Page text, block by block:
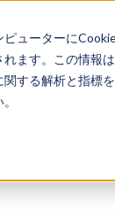
ューターに
ます。この情報
する解析と指標